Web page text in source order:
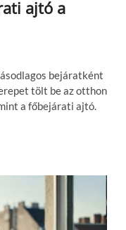
ajtó a
bejáratként
tölt be az otthon
a főbejárati ajtó.